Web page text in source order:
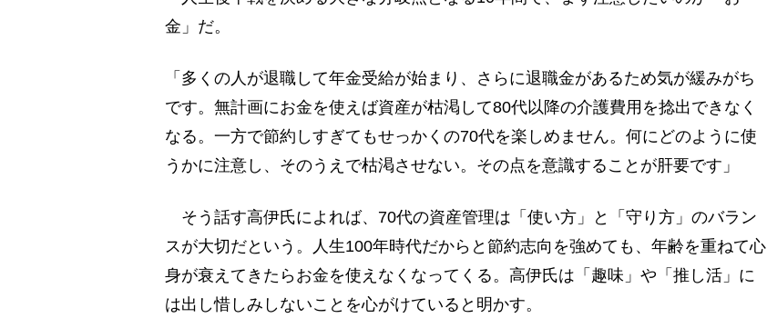
金」だ。
「多くの人が退職して年金受給が始まり、さらに退職金があるため気が緩みがち
です。無計画にお金を使えば資産が枯渇して80代以降の介護費用を捻出できなく
なる。一方で節約しすぎてもせっかくの70代を楽しめません。何にどのように使
うかに注意し、そのうえで枯渇させない。その点を意識することが肝要です」
そう話す高伊氏によれば、70代の資産管理は「使い方」と「守り方」のバラン
スが大切だという。人生100年時代だからと節約志向を強めても、年齢を重ねて心
身が衰えてきたらお金を使えなくなってくる。高伊氏は「趣味」や「推し活」に
は出し惜しみしないことを心がけていると明かす。